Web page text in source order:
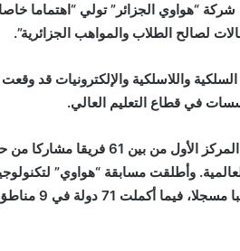
“هواوي الجزائر” تولي “اهتماما
لصالح الطلاب والمواهب الجزائرية”.
واللاسلكية والإلكترونيات قد
في قطاع التعليم العالي.
وأطلقت مسابقة “هواوي”
عبر 85 دولة من 9